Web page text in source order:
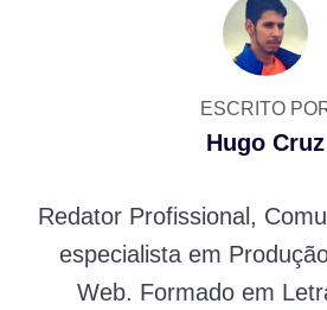
ESCRITO
Hugo Cruz
Redator Profissional,
especialista em
Web. Formado em